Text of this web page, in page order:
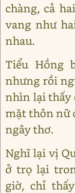
chàng, cả
vang như
nhau.
Tiểu Hồng
nhưng rồi
nhìn lại thấy
mặt thôn nữ
ngây thơ.
Nghĩ lại vị
ở trọ lại
giờ, chỉ